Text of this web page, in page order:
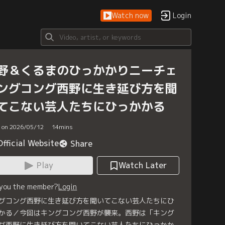
Watch now Login
＆くるまのひっかかりニーチェ
グコング西野に生き延び方を聞
こない芸人たちにひっかかる
2026/05/12 14mins
Website
Share
Play
Watch Later
the member?Login
コング西野に生き延び方を聞いてこない芸人たちにひ
る／今回はキングコング西野が襲来。西野は「キング